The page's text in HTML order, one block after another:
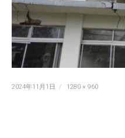
投
2024年11月1日
フ
1280 × 960